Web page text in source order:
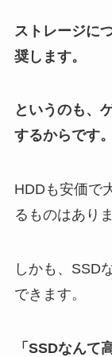
ストレージに
奨します。
というのも、
するからです。
HDDも安価で
るものはあり
しかも、SSD
できます。
「SSDなんて